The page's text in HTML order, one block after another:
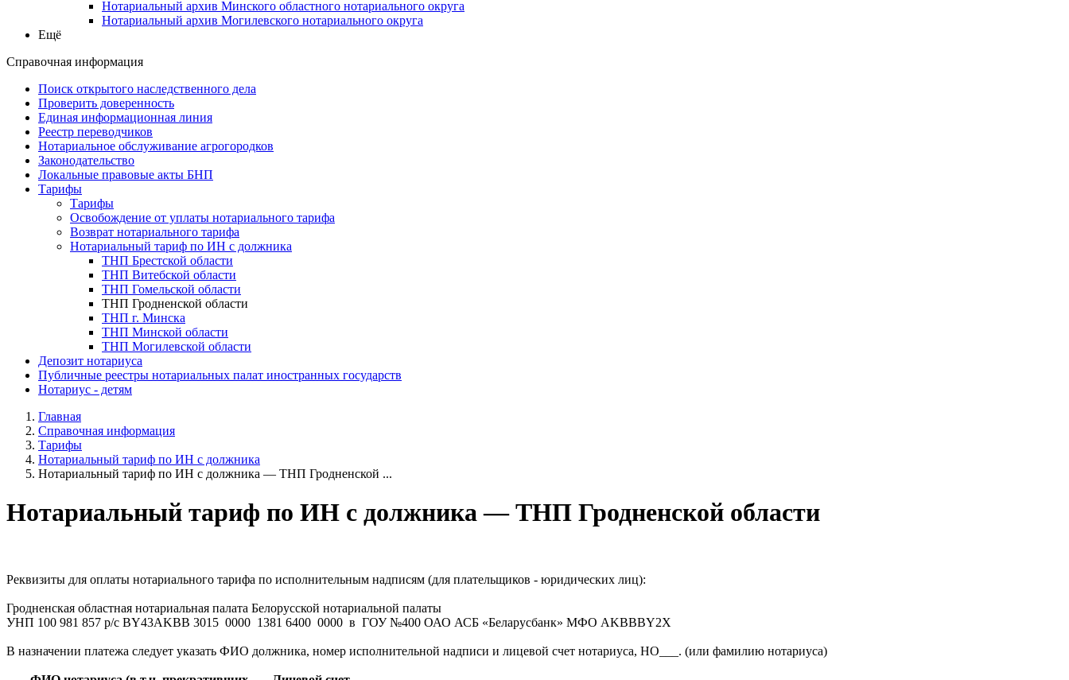
Нотариальный архив Минского областного нотариального округа
Нотариальный архив Могилевского нотариального округа
Ещё
Справочная информация
Поиск открытого наследственного дела
Проверить доверенность
Единая информационная линия
Реестр переводчиков
Нотариальное обслуживание агрогородков
Законодательство
Локальные правовые акты БНП
Тарифы
Тарифы
Освобождение от уплаты нотариального тарифа
Возврат нотариального тарифа
Нотариальный тариф по ИН с должника
ТНП Брестской области
ТНП Витебской области
ТНП Гомельской области
ТНП Гродненской области
ТНП г. Минска
ТНП Минской области
ТНП Могилевской области
Депозит нотариуса
Публичные реестры нотариальных палат иностранных государств
Нотариус - детям
Главная
Справочная информация
Тарифы
Нотариальный тариф по ИН с должника
Нотариальный тариф по ИН с должника — ТНП Гродненской ...
Нотариальный тариф по ИН с должника — ТНП Гродненской области
Реквизиты для оплаты нотариального тарифа по исполнительным надписям (для плательщиков - юридических лиц):
Гродненская областная нотариальная палата Белорусской нотариальной палаты
УНП 100 981 857 р/с BY43AKBB 3015 0000 1381 6400 0000 в ГОУ №400 ОАО АСБ «Беларусбанк» МФО AKBBBY2Х
В назначении платежа следует указать ФИО должника, номер исполнительной надписи и лицевой счет нотариуса, НО___. (или фамилию нотариуса)